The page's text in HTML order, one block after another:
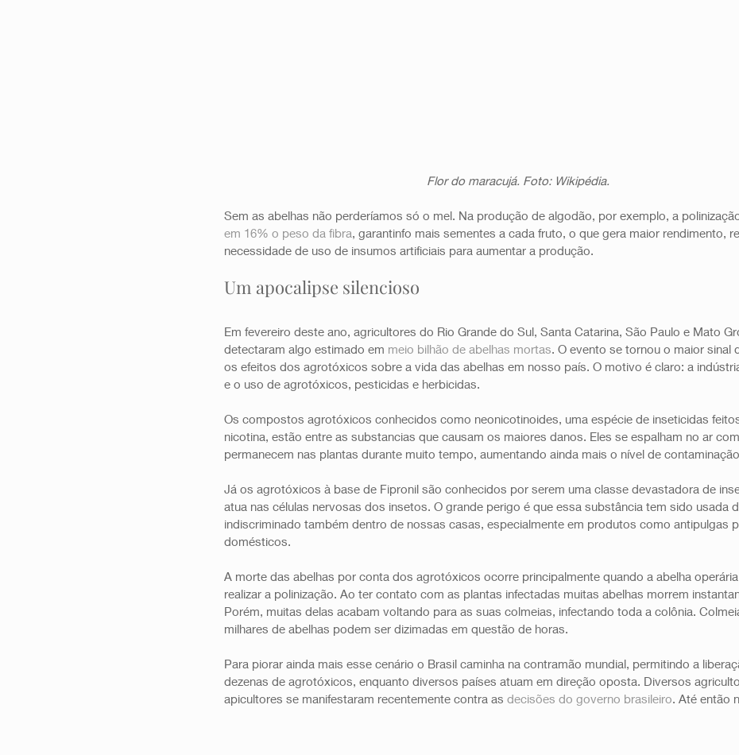
Flor do maracujá. Foto: Wikipédia.
Sem as abelhas não perderíamos só o mel. Na produção de algodão, por exemplo, a
em 16% o peso da fibra, garantinfo mais sementes a cada fruto, o que gera maior rendimento,
necessidade de uso de insumos artificiais para aumentar a produção.
Um apocalipse silencioso
Em fevereiro deste ano, agricultores do Rio Grande do Sul, Santa Catarina, São Paulo e Mato
detectaram algo estimado em meio bilhão de abelhas mortas. O evento se tornou o maior sinal
os efeitos dos agrotóxicos sobre a vida das abelhas em nosso país. O motivo é claro: a
e o uso de agrotóxicos, pesticidas e herbicidas.
Os compostos agrotóxicos conhecidos como neonicotinoides, uma espécie de inseticidas
nicotina, estão entre as substancias que causam os maiores danos. Eles se espalham no ar
permanecem nas plantas durante muito tempo, aumentando ainda mais o nível de
Já os agrotóxicos à base de Fipronil são conhecidos por serem uma classe devastadora de
atua nas células nervosas dos insetos. O grande perigo é que essa substância tem sido usada
indiscriminado também dentro de nossas casas, especialmente em produtos como antipulgas
domésticos.
A morte das abelhas por conta dos agrotóxicos ocorre principalmente quando a abelha
realizar a polinização. Ao ter contato com as plantas infectadas muitas abelhas morrem
Porém, muitas delas acabam voltando para as suas colmeias, infectando toda a colônia.
milhares de abelhas podem ser dizimadas em questão de horas.
Para piorar ainda mais esse cenário o Brasil caminha na contramão mundial, permitindo a
dezenas de agrotóxicos, enquanto diversos países atuam em direção oposta. Diversos
apicultores se manifestaram recentemente contra as decisões do governo brasileiro. Até então